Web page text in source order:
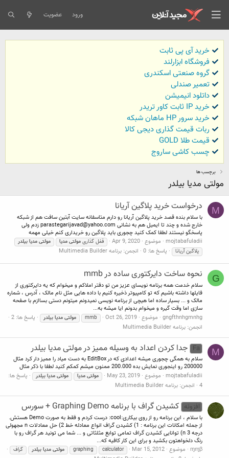
ورود عضویت
خرید آی پی ثابت
فروشگاه ابزارلند
گروه صنعتی اسکندری
تعمیر صندلی
داتلود انیمیشن
خرید IP ثابت کاور تریدر
خرید سرور HP ماهان شبکه
ربات قیمت گذاری دیجی کالا
قیمت طلا GOLD
چسب کاشی ساروج
برچسب ها
مولتی مدیا بیلدر
M درخواست خرید پلاگین آریانا
با سلام بنده قصد خرید پلاگین آریانا رو دارم متاسفانه سایت آبتین سافت هم از شبکه
خارج شده و چند تا ایمیل هم به نشانی parastegarijavad@yahoo.comزدم ولی
پاسخگو نیستند لطفا کمک کنید چجوری باید پلاگین رو خریداری کنم خیلی مهمه
mojtabafuladii موضوع Apr 9, 2020 قفل گذاری مولتی مدیا مولتی مدیا بیلدر
پلاگین آریانا
پاسخ ها: 0 انجمن: برنامه Multimedia Builder
G نحوه ساخت دایرکتوری ساده در mmb
سلام خدمت همه برنامه نویسای عزیز من تو دفتر املاکم و میخوام که یه دایرکتوری از
فایلها داشته باشیم که تو کامپیوتر ذخیره کنیم با داده هایی مثل نام مالک ، آدرس ، شماره
مالک و ... بسیار ساده اما هیچی از برنامه نویسی نمیدونم میتونم دستی بساازم با صفحه
سازی اما وقت گیره و میخوام بدونم ایا میشه به...
gngfthnhgmnhg موضوع Oct 26, 2019
mmb مولتی مدیا بیلدر
پاسخ ها: 2
انجمن: برنامه Multimedia Builder
M
Fa جدا کردن اعداد به وسیله ممیز در مولتی مدیا بیلدر
سلام به همگی چجوری میشه اعدادی که در EditBox به دست میاد را ممیز دار کرد مثال
200000 رو اینجوری نمایش بده 200.000 ممنون میشم کمکم کنید لطفا با ذکر مثال
mojtabafuladii موضوع May 23, 2019 مولتی مدیا مولتی مدیا بیلدر
پاسخ ها:
4 انجمن: برنامه Multimedia Builder
افزونه کشیدن گراف با برنامه Graphing Demo + سورس
با سلام ، این برنامه رو از روی بیکاری:cool: درست کردم و فقط به صورت Demo هستش.
از جمله امکانات این برنامه : 1) کشیدن گراف انواع معادله خط 2) حل معادلات n مجهولی
درجه n 3) توانایی کشیدن گراف تمامی توابع مثلثاتی و ... شما می تونید هر گراف رو با
رنگ دلخواهتون بکشید و برای این کار کافیه که...
ɱɱβ موضوع Mar 15, 2012
calculator
graphing مولتی مدیا بیلدر گراف